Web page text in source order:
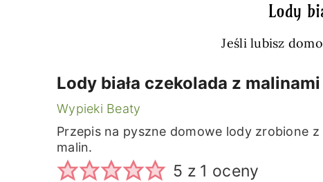
Lody
Jeśli lubisz
Lody biała czekolada z
Wypieki Beaty
Przepis na pyszne domowe lody zrobione
malin.
5 z 1 oceny